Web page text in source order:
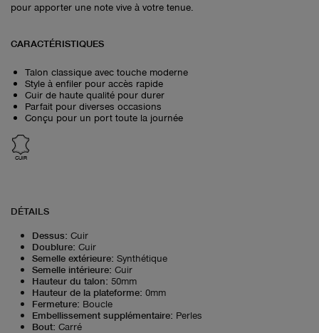
pour apporter une note vive à votre tenue.
CARACTÉRISTIQUES
Talon classique avec touche moderne
Style à enfiler pour accès rapide
Cuir de haute qualité pour durer
Parfait pour diverses occasions
Conçu pour un port toute la journée
CUIR
DÉTAILS
Dessus: Cuir
Doublure: Cuir
Semelle extérieure: Synthétique
Semelle intérieure: Cuir
Hauteur du talon: 50mm
Hauteur de la plateforme: 0mm
Fermeture: Boucle
Embellissement supplémentaire: Perles
Bout: Carré